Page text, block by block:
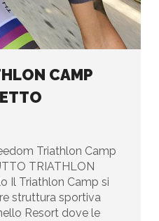
CAMP
Triathlon Camp
TRIATHLON
Il Triathlon Camp si
struttura sportiva
Resort dove le